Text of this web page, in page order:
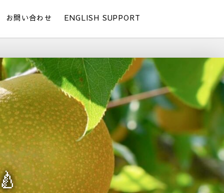
お問い合わせ ENGLISH SUPPORT